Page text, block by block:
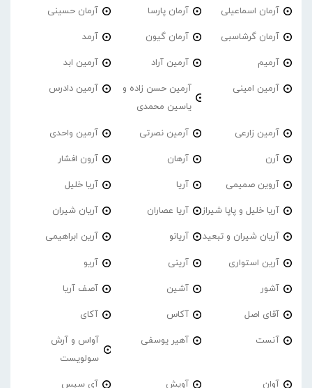
آرمان اسماعیلی آرمان پارسا آرمان حسینی
آرمان گرشاسبی آرمان گیون آرمد
آرمیم آرمین آراد آرمین ابد
آرمین امینی
آرمین حسن زاده و
یاسین محمدی
آرمین دادرس
آرمین زارعی آرمین نصرتی آرمین واحدی
آرن آرهان آرون افشار
آروین صمیمی آریا آریا خلیل
آریا خلیل و پاپا شیراز آریا عصاران آریان شیران
آریان شیران و تبعید آریانو آرین ابراهیمی
آرین استواری آرینی آریو
آشور آشین آصف آریا
آقای اصل آکاس آکای
آنست آهیر یوسفی
آواس و آرش
سولویست
آوان آویش آی سیس